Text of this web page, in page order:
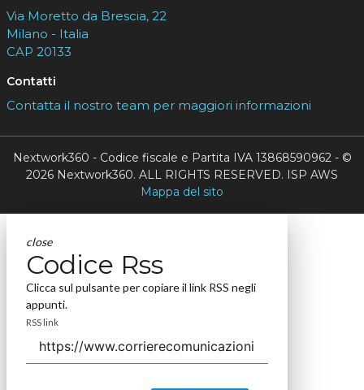
Via Moretto da Brescia, 22
Milano - Italia
CAP 20133
Contatti
Contatta il nostro team per maggiori informazioni
Nextwork360 - Codice fiscale e Partita IVA 13868590962 - ©
2026 Nextwork360. ALL RIGHTS RESERVED. ISP AWS
Mappa del sito
close
Codice Rss
Clicca sul pulsante per copiare il link RSS negli
appunti.
RSS link